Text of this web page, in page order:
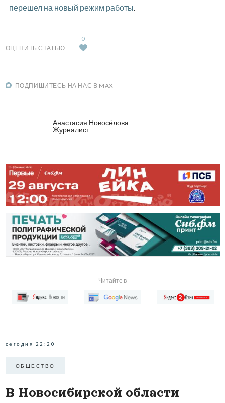
перешел на новый режим работы.
ОЦЕНИТЬ СТАТЬЮ
0
ПОДПИШИТЕСЬ НА НАС В MAX
Анастасия Новосёлова
Журналист
Читайте в
сегодня 22:20
ОБЩЕСТВО
В Новосибирской области